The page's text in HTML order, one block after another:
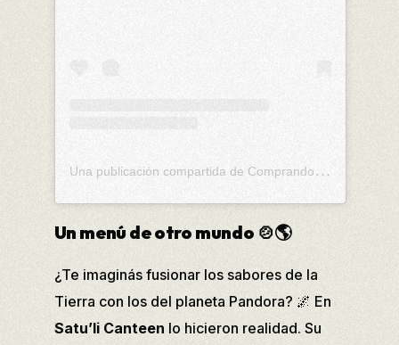
U
na publicación compartida de ComprandoViajes (@comprandoviajes_ok)
Un menú de otro mundo 🍲🌎
¿Te imaginás fusionar los sabores de la
Tierra con los del planeta Pandora? 🌌 En
Satu’li Canteen lo hicieron realidad. Su